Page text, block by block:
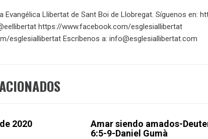
Evangélica Llibertat de Sant Boi de Llobregat. Síguenos en:
https://www.facebook.com/esglesiallibertat
esglesiallibertat Escríbenos a: info@esglesiallibertat.com
2020
Amar siendo amados-
6:5-9-Daniel Gumà